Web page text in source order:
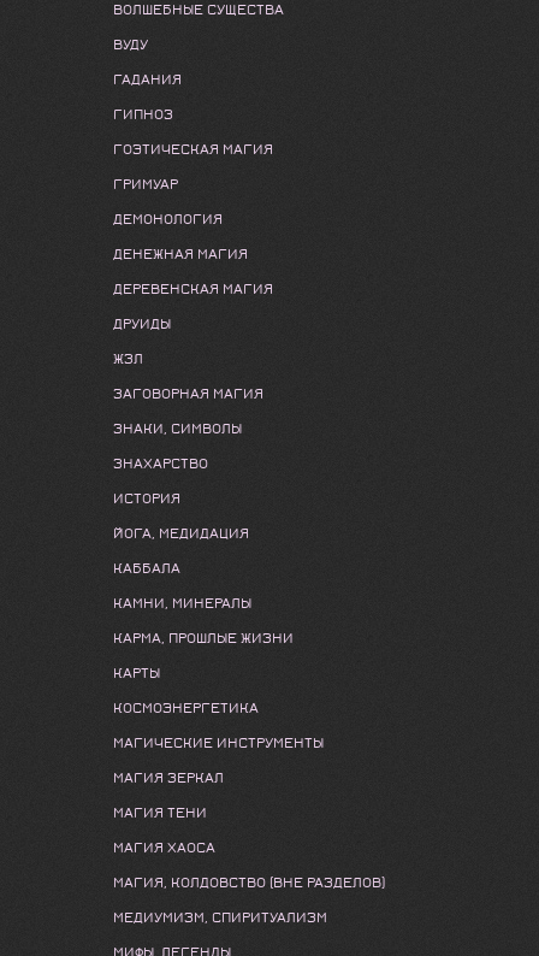
ВОЛШЕБНЫЕ СУЩЕСТВА
ВУДУ
ГАДАНИЯ
ГИПНОЗ
ГОЭТИЧЕСКАЯ МАГИЯ
ГРИМУАР
ДЕМОНОЛОГИЯ
ДЕНЕЖНАЯ МАГИЯ
ДЕРЕВЕНСКАЯ МАГИЯ
ДРУИДЫ
ЖЗЛ
ЗАГОВОРНАЯ МАГИЯ
ЗНАКИ, СИМВОЛЫ
ЗНАХАРСТВО
ИСТОРИЯ
ЙОГА, МЕДИДАЦИЯ
КАББАЛА
КАМНИ, МИНЕРАЛЫ
КАРМА, ПРОШЛЫЕ ЖИЗНИ
КАРТЫ
КОСМОЭНЕРГЕТИКА
МАГИЧЕСКИЕ ИНСТРУМЕНТЫ
МАГИЯ ЗЕРКАЛ
МАГИЯ ТЕНИ
МАГИЯ ХАОСА
МАГИЯ, КОЛДОВСТВО (ВНЕ РАЗДЕЛОВ)
МЕДИУМИЗМ, СПИРИТУАЛИЗМ
МИФЫ, ЛЕГЕНДЫ